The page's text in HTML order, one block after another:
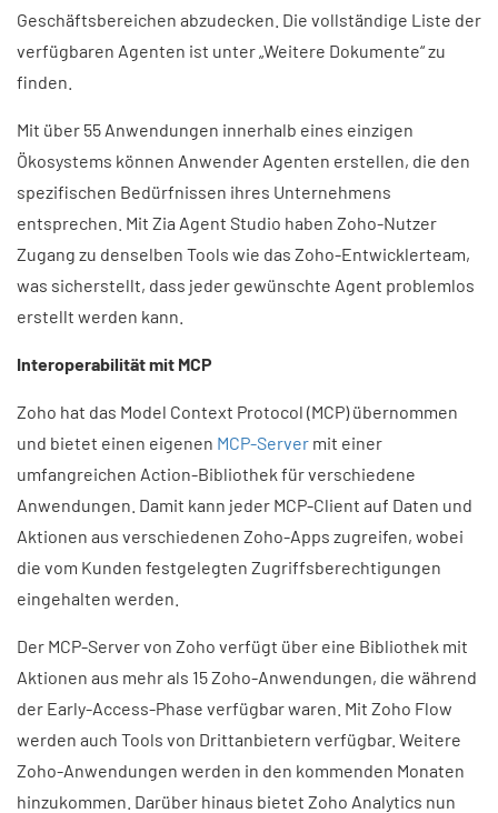
Geschäftsbereichen abzudecken. Die vollständige Liste der
verfügbaren Agenten ist unter „Weitere Dokumente“ zu
finden.
Mit über 55 Anwendungen innerhalb eines einzigen
Ökosystems können Anwender Agenten erstellen, die den
spezifischen Bedürfnissen ihres Unternehmens
entsprechen. Mit Zia Agent Studio haben Zoho-Nutzer
Zugang zu denselben Tools wie das Zoho-Entwicklerteam,
was sicherstellt, dass jeder gewünschte Agent problemlos
erstellt werden kann.
Interoperabilität mit MCP
Zoho hat das Model Context Protocol (MCP) übernommen
und bietet einen eigenen MCP-Server mit einer
umfangreichen Action-Bibliothek für verschiedene
Anwendungen. Damit kann jeder MCP-Client auf Daten und
Aktionen aus verschiedenen Zoho-Apps zugreifen, wobei
die vom Kunden festgelegten Zugriffsberechtigungen
eingehalten werden.
Der MCP-Server von Zoho verfügt über eine Bibliothek mit
Aktionen aus mehr als 15 Zoho-Anwendungen, die während
der Early-Access-Phase verfügbar waren. Mit Zoho Flow
werden auch Tools von Drittanbietern verfügbar. Weitere
Zoho-Anwendungen werden in den kommenden Monaten
hinzukommen. Darüber hinaus bietet Zoho Analytics nun